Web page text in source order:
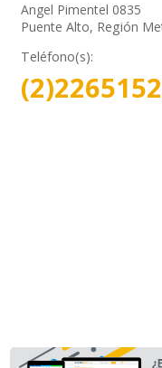
Angel Pimentel 0835
Puente Alto, Región
Teléfono(s):